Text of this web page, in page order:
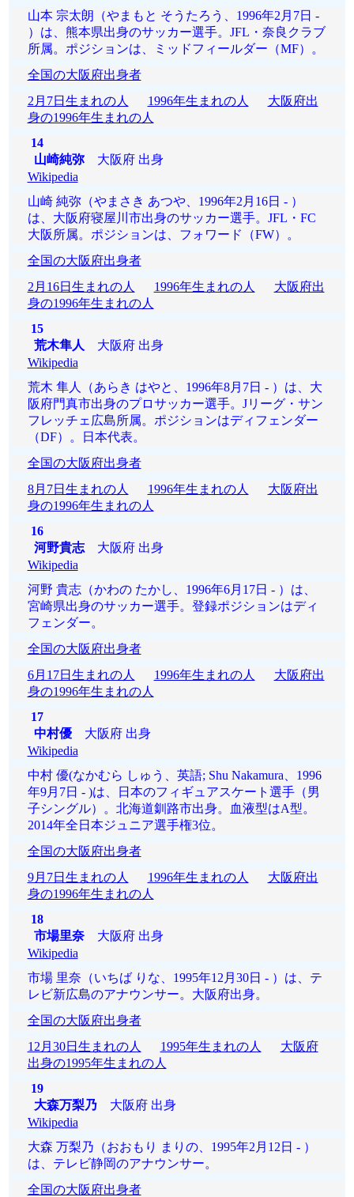
山本 宗太朗（やまもと そうたろう、1996年2月7日 -
）は、熊本県出身のサッカー選手。JFL・奈良クラブ
所属。ポジションは、ミッドフィールダー（MF）。
全国の大阪府出身者
2月7日生まれの人
1996年生まれの人
大阪府出
身の1996年生まれの人
14
山崎純弥大阪府 出身
Wikipedia
山崎 純弥（やまさき あつや、1996年2月16日 - ）
は、大阪府寝屋川市出身のサッカー選手。JFL・FC
大阪所属。ポジションは、フォワード（FW）。
全国の大阪府出身者
2月16日生まれの人
1996年生まれの人
大阪府出
身の1996年生まれの人
15
荒木隼人 大阪府 出身
Wikipedia
荒木 隼人（あらき はやと、1996年8月7日 - ）は、大
阪府門真市出身のプロサッカー選手。Jリーグ・サン
フレッチェ広島所属。ポジションはディフェンダー
（DF）。日本代表。
全国の大阪府出身者
8月7日生まれの人
1996年生まれの人
大阪府出
身の1996年生まれの人
16
河野貴志大阪府 出身
Wikipedia
河野 貴志（かわの たかし、1996年6月17日 - ）は、
宮崎県出身のサッカー選手。登録ポジションはディ
フェンダー。
全国の大阪府出身者
6月17日生まれの人
1996年生まれの人
大阪府出
身の1996年生まれの人
17
中村優大阪府 出身
Wikipedia
中村 優(なかむら しゅう、英語; Shu Nakamura、1996
年9月7日 - )は、日本のフィギュアスケート選手（男
子シングル）。北海道釧路市出身。血液型はA型。
2014年全日本ジュニア選手権3位。
全国の大阪府出身者
9月7日生まれの人
1996年生まれの人
大阪府出
身の1996年生まれの人
18
市場里奈大阪府 出身
Wikipedia
市場 里奈（いちば りな、1995年12月30日 - ）は、テ
レビ新広島のアナウンサー。大阪府出身。
全国の大阪府出身者
12月30日生まれの人
1995年生まれの人
大阪府
出身の1995年生まれの人
19
大森万梨乃大阪府 出身
Wikipedia
大森 万梨乃（おおもり まりの、1995年2月12日 - ）
は、テレビ静岡のアナウンサー。
全国の大阪府出身者